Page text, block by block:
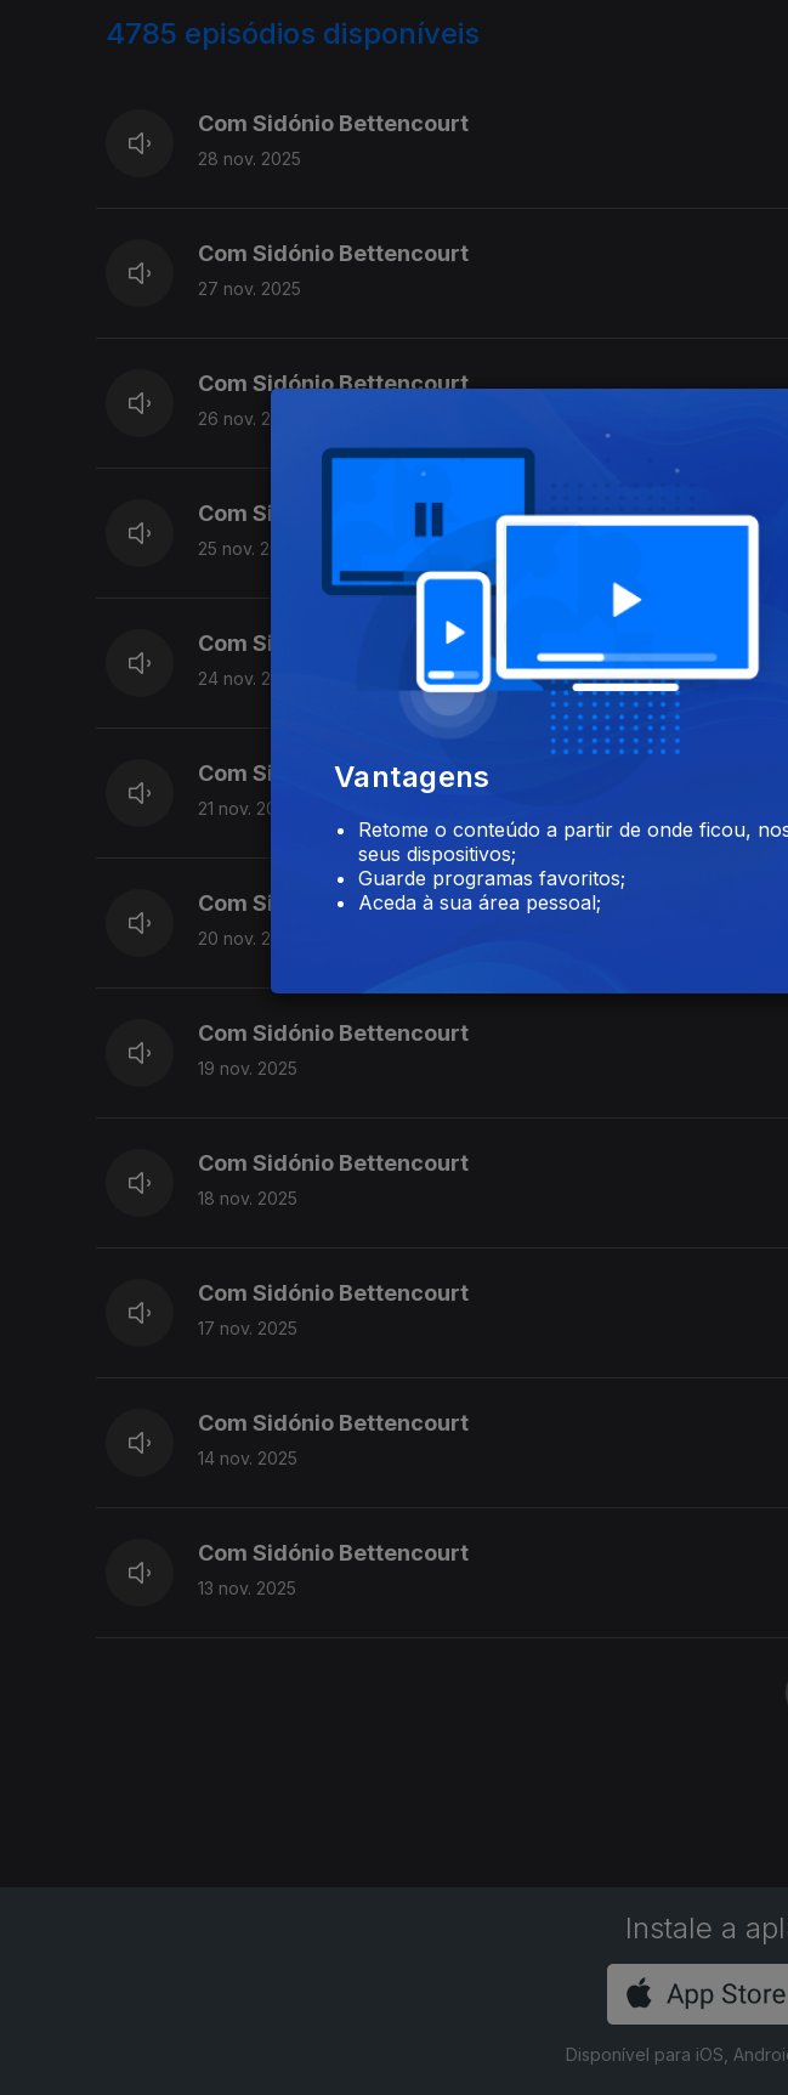
4785 episódios disponíveis
Com Sidónio Bettencourt
28 nov. 2025
Com Sidónio Bettencourt
27 nov. 2025
Com Sidónio Bettencourt
26 nov. 2025
Com Sidónio Bettencourt
25 nov. 2025
Com Sidónio Bettencourt
24 nov. 2025
Com Sidónio Bettencourt
21 nov. 2025
Com Sidónio Bettencourt
20 nov. 2025
Com Sidónio Bettencourt
19 nov. 2025
Com Sidónio Bettencourt
18 nov. 2025
Com Sidónio Bettencourt
17 nov. 2025
Com Sidónio Bettencourt
14 nov. 2025
Com Sidónio Bettencourt
13 nov. 2025
Instale a
Disponível para iOS,
Vantagens
Retome o conteúdo a partir de onde ficou,
seus dispositivos;
Guarde programas favoritos;
Aceda à sua área pessoal;